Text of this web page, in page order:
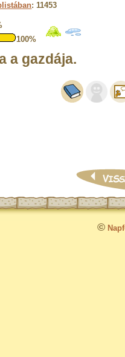
: 11453
100%
a gazdája.
©